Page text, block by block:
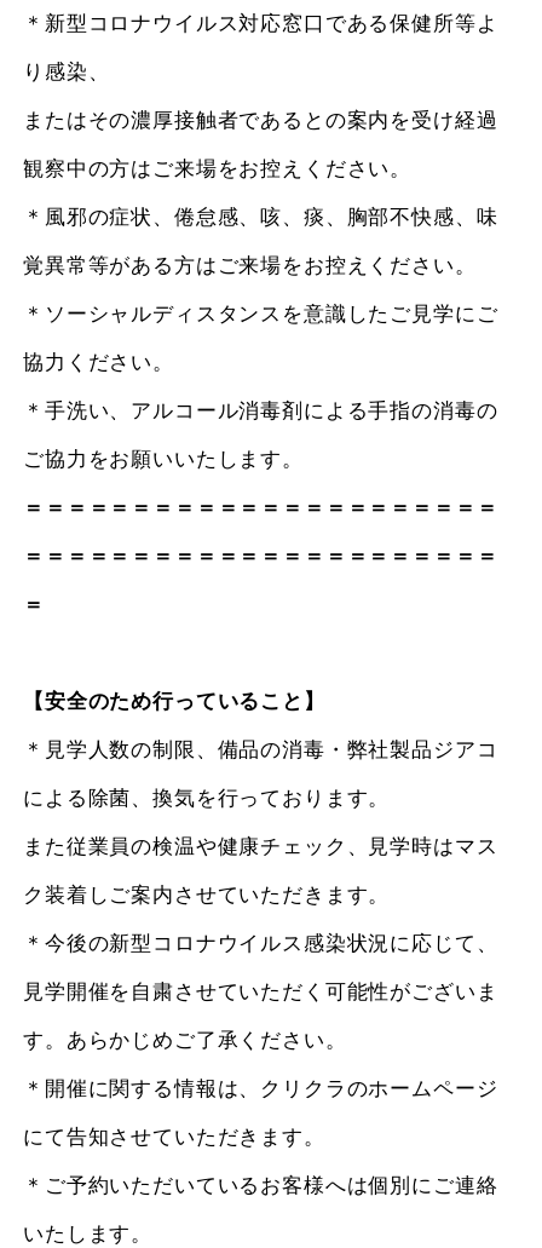
＊新型コロナウイルス対応窓口である保健所等よ
り感染、
またはその濃厚接触者であるとの案内を受け経過
観察中の方はご来場をお控えください。
＊風邪の症状、倦怠感、咳、痰、胸部不快感、味
覚異常等がある方はご来場をお控えください。
＊ソーシャルディスタンスを意識したご見学にご
協力ください。
＊手洗い、アルコール消毒剤による手指の消毒の
ご協力をお願いいたします。
＝＝＝＝＝＝＝＝＝＝＝＝＝＝＝＝＝＝＝＝＝＝
＝＝＝＝＝＝＝＝＝＝＝＝＝＝＝＝＝＝＝＝＝＝
＝
【安全のため行っていること】
＊見学人数の制限、備品の消毒・弊社製品ジアコ
による除菌、換気を行っております。
また従業員の検温や健康チェック、見学時はマス
ク装着しご案内させていただきます。
＊今後の新型コロナウイルス感染状況に応じて、
見学開催を自粛させていただく可能性がございま
す。あらかじめご了承ください。
＊開催に関する情報は、クリクラのホームページ
にて告知させていただきます。
＊ご予約いただいているお客様へは個別にご連絡
いたします。